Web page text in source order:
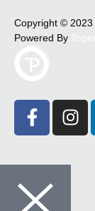
Copyright © 2023
Powered By